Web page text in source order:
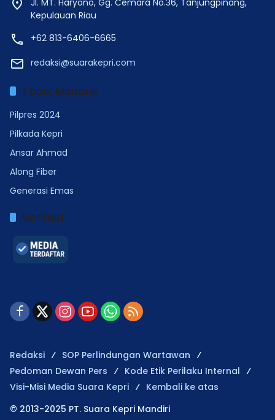
Jl. MT. Haryono, Gg. Cemara No.36, Tanjungpinang,
Kepulauan Riau
+62 813-6406-6665
redaksi@suarakepri.com
Topik Menarik
Pilpres 2024
Pilkada Kepri
Ansar Ahmad
Along Fiber
Generasi Emas
Verified
Redaksi
SOP Perlindungan Wartawan
Pedoman Dewan Pers
Kode Etik Perilaku Internal
Visi-Misi Media Suara Kepri
Kembali ke atas
© 2013-2025 PT. Suara Kepri Mandiri